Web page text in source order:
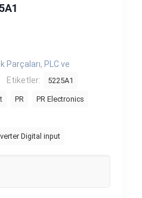
Parçaları, PLC ve
Etiketler: 5225A1
PR PR Electronics
Digital input